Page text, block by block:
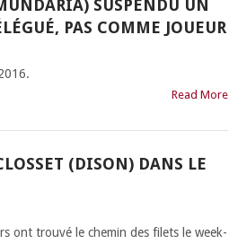
SUSPENDU UN
PAS COMME JOUEUR
Read More
(DISON) DANS LE
ont trouvé le chemin des filets le week-